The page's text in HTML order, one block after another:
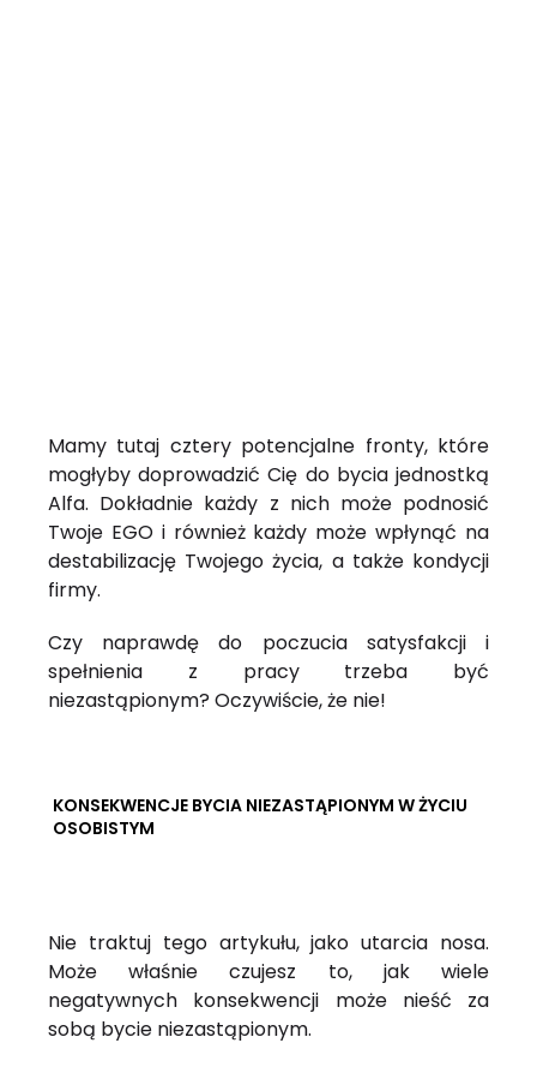
Mamy tutaj cztery potencjalne fronty, które
mogłyby doprowadzić Cię do bycia jednostką
Alfa. Dokładnie każdy z nich może podnosić
Twoje EGO i również każdy może wpłynąć na
destabilizację Twojego życia, a także kondycji
firmy.
Czy naprawdę do poczucia satysfakcji i
spełnienia z pracy trzeba być
niezastąpionym? Oczywiście, że nie!
KONSEKWENCJE BYCIA NIEZASTĄPIONYM W ŻYCIU
OSOBISTYM
Nie traktuj tego artykułu, jako utarcia nosa.
Może właśnie czujesz to, jak wiele
negatywnych konsekwencji może nieść za
sobą bycie niezastąpionym.